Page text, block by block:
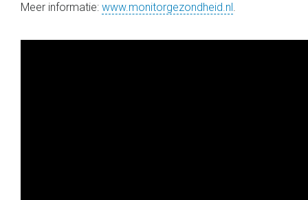
Meer informatie: www.monitorgezondheid.nl.